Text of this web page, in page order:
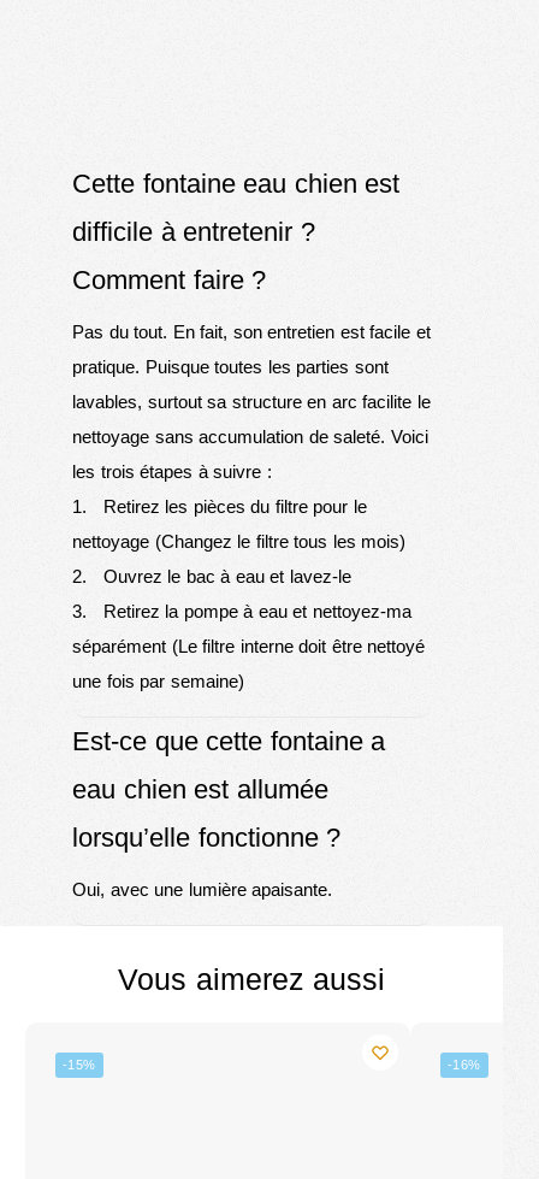
Cette fontaine eau chien est
difficile à entretenir ?
Comment faire ?
Pas du tout. En fait, son entretien est facile et
pratique. Puisque toutes les parties sont
lavables, surtout sa structure en arc facilite le
nettoyage sans accumulation de saleté. Voici
les trois étapes à suivre :
1. Retirez les pièces du filtre pour le
nettoyage (Changez le filtre tous les mois)
2. Ouvrez le bac à eau et lavez-le
3. Retirez la pompe à eau et nettoyez-ma
séparément (Le filtre interne doit être nettoyé
une fois par semaine)
Est-ce que cette fontaine a
eau chien est allumée
lorsqu’elle fonctionne ?
Oui, avec une lumière apaisante.
Vous aimerez aussi
-15% -16%